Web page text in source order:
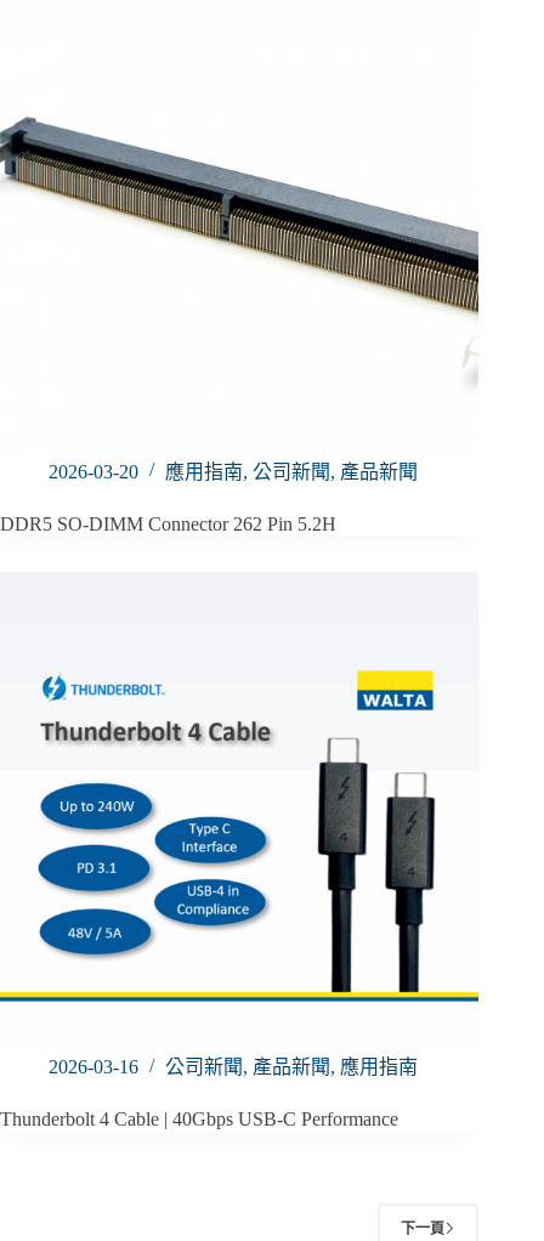
2026-03-20 應用指南, 公司新聞, 產品新聞
DDR5 SO-DIMM Connector 262 Pin 5.2H
2026-03-16 公司新聞, 產品新聞, 應用指南
Thunderbolt 4 Cable | 40Gbps USB-C Performance
下一頁